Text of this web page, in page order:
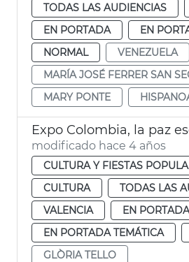
TODAS LAS AUDIENCIAS
EN PORTADA
EN
NORMAL
VENEZUELA
MARÍA JOSÉ FERRER SAN
MARY PONTE
Expo Colombia, la paz
modificado hace 4 años
CULTURA Y FIESTAS
CULTURA
TODAS LAS
VALENCIA
EN PORTADA
EN PORTADA TEMÁTICA
GLÒRIA TELLO